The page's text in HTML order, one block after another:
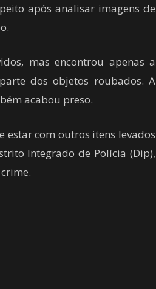
após analisar imagens de
mas encontrou apenas a
dos objetos roubados. A
acabou preso.
com outros itens levados
Integrado de Polícia (Dip),